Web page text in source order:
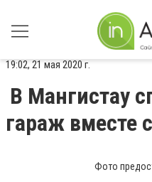
19:02, 21 мая 2020 г.
В Мангистау
гараж вместе
Фото